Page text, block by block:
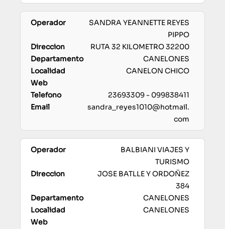
SANDRA YEANNETTE REYES
PIPPO
RUTA 32 KILOMETRO 32200
CANELONES
CANELON CHICO
23693309 - 099838411
sandra_reyes1010@hotmail.
com
BALBIANI VIAJES Y
TURISMO
JOSE BATLLE Y ORDOÑEZ
384
CANELONES
CANELONES